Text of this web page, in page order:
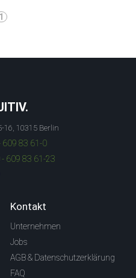
1
16, 10315 Berlin
609 83 61-0
609 83 61-23
Kontakt
Unternehmen
Jobs
AGB & Datenschutzerklärung
FAQ